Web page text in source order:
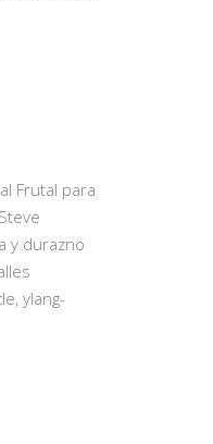
Frutal para
y durazno
ylang-